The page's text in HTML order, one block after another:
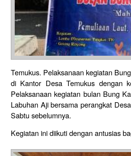
Temukus. Pelaksanaan kegiatan
di Kantor Desa Temukus dengan
Pelaksanaan kegiatan bulan Bung
Labuhan Aji bersama perangkat
Sabtu sebelumnya.
Kegiatan ini diikuti dengan antusias